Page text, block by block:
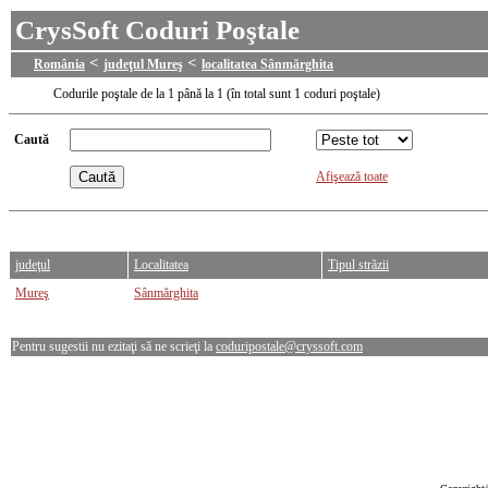
CrysSoft Coduri Poştale
România < judeţul Mureş < localitatea Sânmărghita
Codurile poştale de la 1 până la 1 (în total sunt 1 coduri poştale)
Caută
Afişează toate
judeţul Localitatea
Tipul străzii
Mureş
Sânmărghita
Pentru sugestii nu ezitaţi să ne scrieţi la coduripostale@cryssoft.com